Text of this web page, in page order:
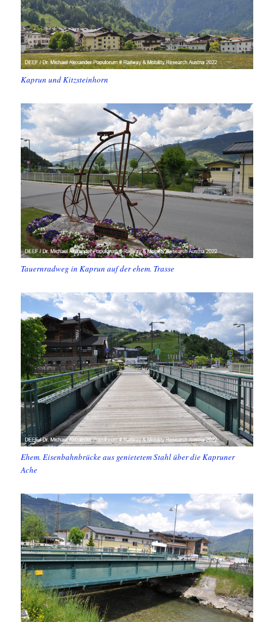
Kaprun und Kitzsteinhorn
Tauernradweg in Kaprun auf der ehem. Trasse
Ehem. Eisenbahnbrücke aus genietetem Stahl über die Kapruner
Ache